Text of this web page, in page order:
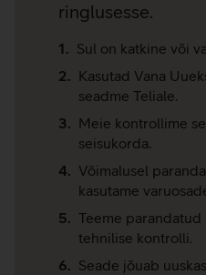
ringlusesse.
Sul on katkine või
Kasutad Vana
seadme Teliale.
Meie kontrollime
seisukorda.
Võimalusel
kasutame
Teeme parandatud
tehnilise kontrolli.
Seade jõuab